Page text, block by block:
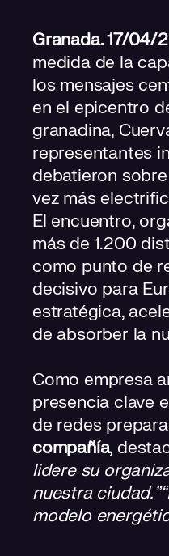
Granada. 17/04/
medida de la
los mensajes
en el epicentro
granadina,
representantes
debatieron
vez más
El encuentro,
más de 1.200
como punto de
decisivo para
estratégica,
de absorber la
Como empresa
presencia clave
de redes
compañía,
lidere su
nuestra ciudad.”
modelo